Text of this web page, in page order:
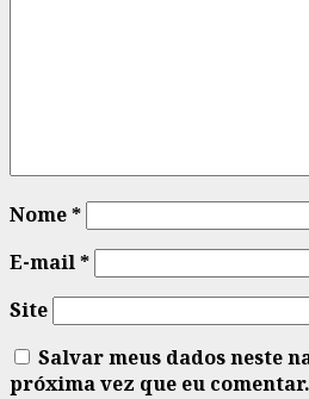
Nome*
E-mail*
Site
Salvar meus dados neste
próxima vez que eu comentar.